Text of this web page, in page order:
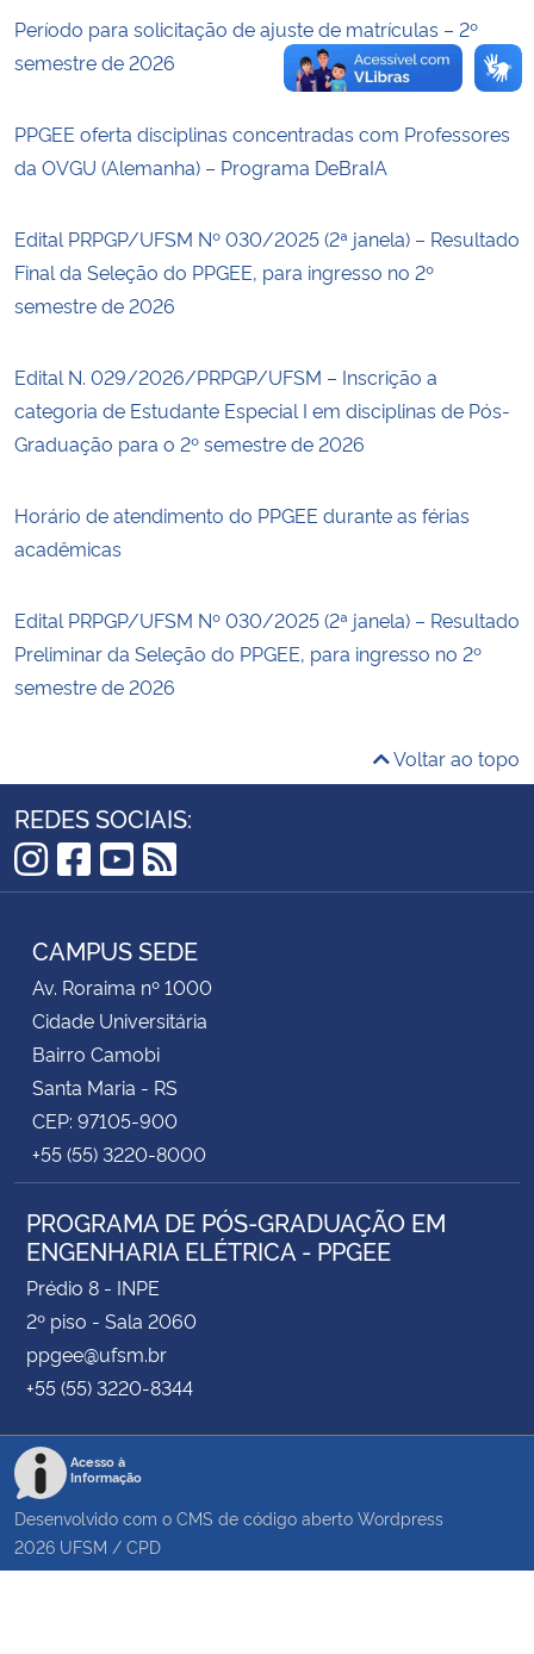
Período para solicitação de ajuste de matrículas – 2º
semestre de 2026
PPGEE oferta disciplinas concentradas com Professores
da OVGU (Alemanha) – Programa DeBraIA
Edital PRPGP/UFSM Nº 030/2025 (2ª janela) – Resultado
Final da Seleção do PPGEE, para ingresso no 2º
semestre de 2026
Edital N. 029/2026/PRPGP/UFSM – Inscrição a
categoria de Estudante Especial I em disciplinas de Pós-
Graduação para o 2º semestre de 2026
Horário de atendimento do PPGEE durante as férias
acadêmicas
Edital PRPGP/UFSM Nº 030/2025 (2ª janela) – Resultado
Preliminar da Seleção do PPGEE, para ingresso no 2º
semestre de 2026
Voltar ao topo
REDES SOCIAIS:
Instagram
Facebook
YouTube
RSS
CAMPUS SEDE
Av. Roraima nº 1000
Cidade Universitária
Bairro Camobi
Santa Maria - RS
CEP: 97105-900
+55 (55) 3220-8000
PROGRAMA DE PÓS-GRADUAÇÃO EM
ENGENHARIA ELÉTRICA - PPGEE
Prédio 8 - INPE
2º piso - Sala 2060
ppgee@ufsm.br
+55 (55) 3220-8344
Acesso à
Informação
Desenvolvido com o CMS de código aberto Wordpress
2026 UFSM / CPD